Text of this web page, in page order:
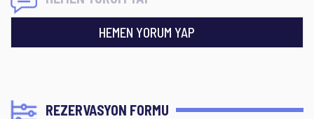
HEMEN YORUM YAP
REZERVASYON FORMU